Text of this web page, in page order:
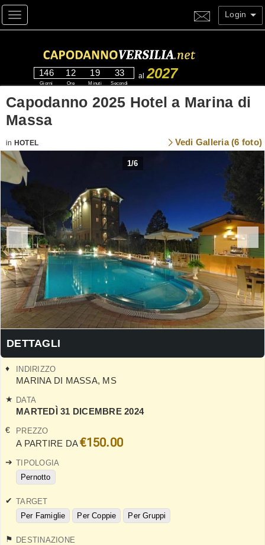
Toggle navigation Login
146
Giorni
12
Ore
19
Minuti
32
Secondi
al 2027
Capodanno 2025 Hotel a Marina di
Massa
in HOTEL Vedi Galleria (6 foto)
1/6
DETTAGLI
INDIRIZZO
MARINA DI MASSA, MS
DATA
MARTEDÌ 31 DICEMBRE 2024
PREZZO
A PARTIRE DA €150.00
TIPOLOGIA
Pernotto
TARGET
Per Famiglie
Per Coppie Per Gruppi
DESTINAZIONE